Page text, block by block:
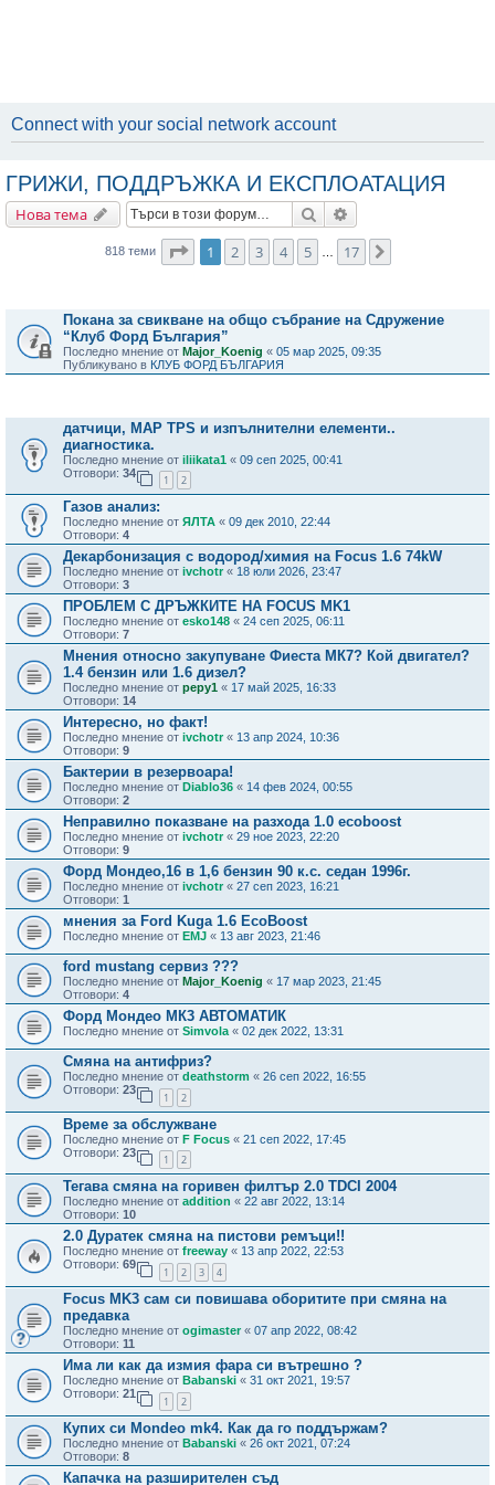
Connect with your social network account
ГРИЖИ, ПОДДРЪЖКА И ЕКСПЛОАТАЦИЯ
Нова тема Търсене
818 теми Страница1 от
1 2 3 4 5 17
Покана за свикване на общо събрание на Сдружение
“Клуб Форд България”
Последно мнение от Major_Koenig « 05 мар 2025, 09:35
Публикувано в КЛУБ ФОРД БЪЛГАРИЯ
датчици, MAP TPS и изпълнителни елементи..
диагностика.
Последно мнение от iliikata1 « 09 сеп 2025, 00:41
Отговори: 34
1 2
Газов анализ:
Последно мнение от ЯЛТА « 09 дек 2010, 22:44
Отговори: 4
Декарбонизация с водород/химия на Focus 1.6 74kW
Последно мнение от ivchotr « 18 юли 2026, 23:47
Отговори: 3
ПРОБЛЕМ С ДРЪЖКИТЕ НА FOCUS MK1
Последно мнение от esko148 « 24 сеп 2025, 06:11
Отговори: 7
Мнения относно закупуване Фиеста МК7? Кой двигател?
1.4 бензин или 1.6 дизел?
Последно мнение от pepy1 « 17 май 2025, 16:33
Отговори: 14
Интересно, но факт!
Последно мнение от ivchotr« 13 апр 2024, 10:36
Отговори: 9
Бактерии в резервоара!
Последно мнение от Diablo36 « 14 фев 2024, 00:55
Отговори: 2
Неправилно показване на разхода 1.0 ecoboost
Последно мнение от ivchotr« 29 ное 2023, 22:20
Отговори: 9
Форд Мондео,16 в 1,6 бензин 90 к.с. седан 1996г.
Последно мнение от ivchotr « 27 сеп 2023, 16:21
Отговори: 1
мнения за Ford Kuga 1.6 EcoBoost
Последно мнение от EMJ « 13 авг 2023, 21:46
ford mustang сервиз ???
Последно мнение от Major_Koenig « 17 мар 2023, 21:45
Отговори: 4
Форд Мондео МК3 АВТОМАТИК
Последно мнение от Simvola « 02 дек 2022, 13:31
Смяна на антифриз?
Последно мнение от deathstorm « 26 сеп 2022, 16:55
Отговори: 23
1 2
Време за обслужване
Последно мнение от F Focus « 21 сеп 2022, 17:45
Отговори: 23
1 2
Тегава смяна на горивен филтър 2.0 TDCI 2004
Последно мнение от addition « 22 авг 2022, 13:14
Отговори: 10
2.0 Дуратек смяна на пистови ремъци!!
Последно мнение от freeway « 13 апр 2022, 22:53
Отговори: 69
1 2 3 4
Focus MK3 сам си повишава оборитите при смяна на
предавка
Последно мнение от ogimaster « 07 апр 2022, 08:42
Отговори: 11
Има ли как да измия фара си вътрешно ?
Последно мнение от Babanski « 31 окт 2021, 19:57
Отговори: 21
1 2
Купих си Mondeo mk4. Как да го поддържам?
Последно мнение от Babanski « 26 окт 2021, 07:24
Отговори: 8
Капачка на разширителен съд